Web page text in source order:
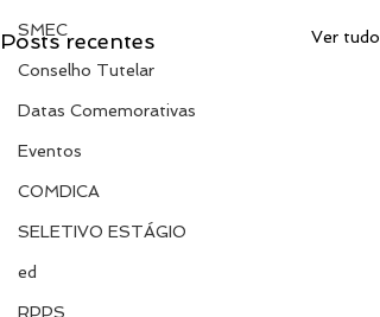
SMEC
Conselho Tutelar
Datas Comemorativas
Eventos
COMDICA
SELETIVO ESTÁGIO
ed
RPPS
Posts recentes Ver tudo